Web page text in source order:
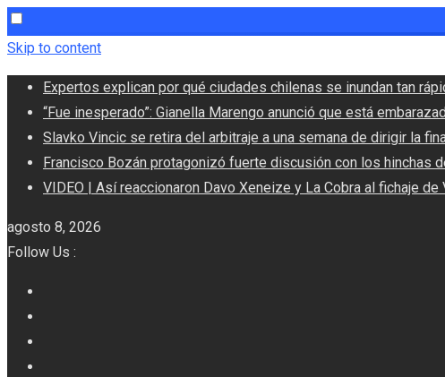
Skip to content
Expertos explican por qué ciudades chilenas se inundan tan
“Fue inesperado”: Gianella Marengo anunció que está
Slavko Vincic se retira del arbitraje a una semana de dirigir la
Francisco Bozán protagonizó fuerte discusión con los hinchas
VIDEO | Así reaccionaron Davo Xeneize y La Cobra al fichaje de
agosto 8, 2026
Follow Us :